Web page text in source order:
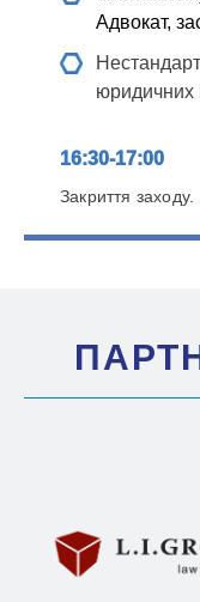
Адвокат,
юридичних
16:30-17:00
Закриття заходу.